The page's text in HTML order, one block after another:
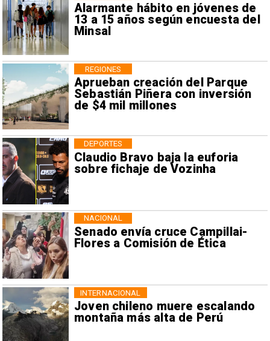
Alarmante hábito en jóvenes de
13 a 15 años según encuesta del
Minsal
Aprueban creación del Parque
Sebastián Piñera con inversión
de $4 mil millones
REGIONES
Claudio Bravo baja la euforia
sobre fichaje de Vozinha
DEPORTES
Senado envía cruce Campillai-
Flores a Comisión de Ética
NACIONAL
Joven chileno muere escalando
montaña más alta de Perú
INTERNACIONAL